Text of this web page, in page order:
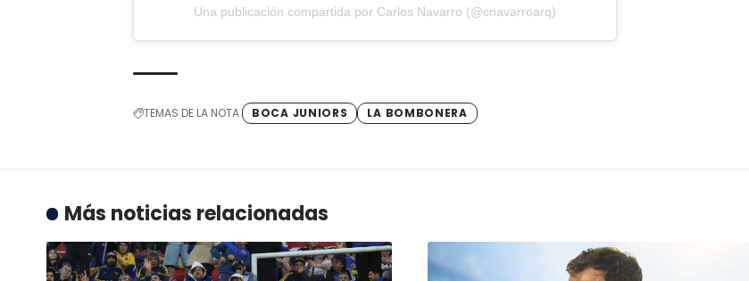
Una publicación compartida por Carlos Navarro (@cnavarroarq)
TEMAS DE LA NOTA BOCA JUNIORS LA BOMBONERA
Más noticias relacionadas